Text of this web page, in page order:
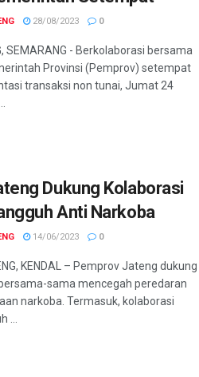
28/08/2023 0
SEMARANG - Berkolaborasi bersama
Provinsi (Pemprov) setempat
transaksi non tunai, Jumat 24
Dukung Kolaborasi
Anti Narkoba
14/06/2023 0
KENDAL – Pemprov Jateng dukung
sama mencegah peredaran
narkoba. Termasuk, kolaborasi
...